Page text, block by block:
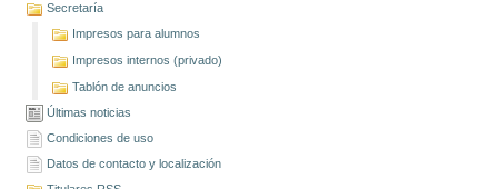
Secretaría
Impresos para alumnos
Impresos internos (privado)
Tablón de anuncios
Últimas noticias
Condiciones de uso
Datos de contacto y localización